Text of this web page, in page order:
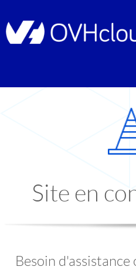
Site en
Besoin